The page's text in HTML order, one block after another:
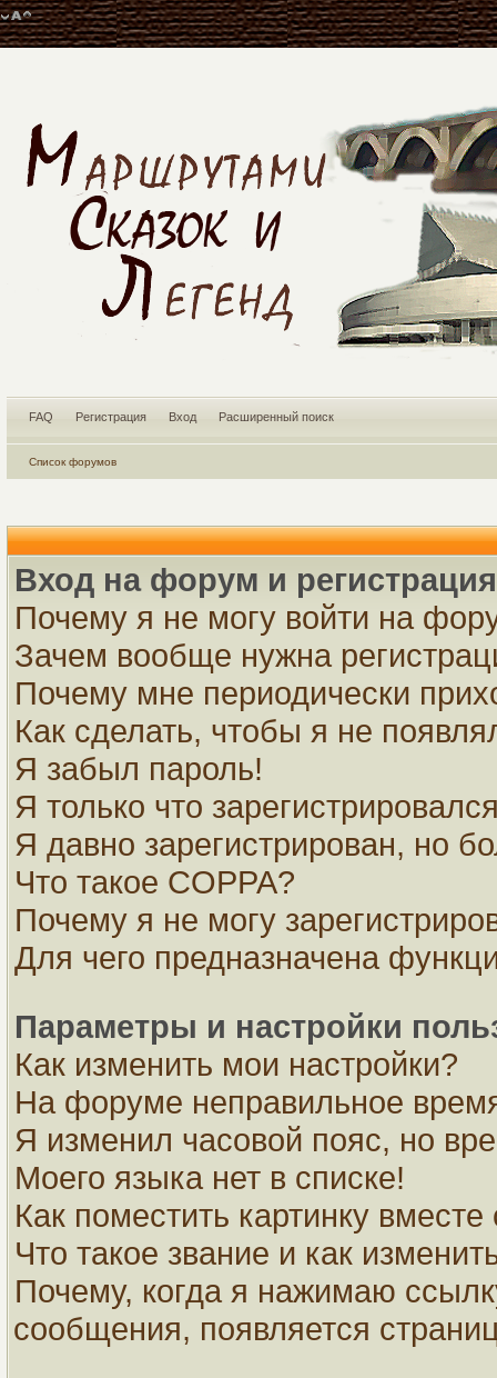
FAQ Регистрация Вход Расширенный поиск
Список форумов
Вход на форум и регистрация
Почему я не могу войти на
Зачем вообще нужна
Почему мне периодически
Как сделать, чтобы я не
Я забыл пароль!
Я только что
Я давно зарегистрирован, но
Что такое COPPA?
Почему я не могу
Для чего предназначена
Параметры и настройки
Как изменить мои настройки?
На форуме неправильное
Я изменил часовой пояс, но
Моего языка нет в списке!
Как поместить картинку
Что такое звание и как
Почему, когда я нажимаю
сообщения, появляется